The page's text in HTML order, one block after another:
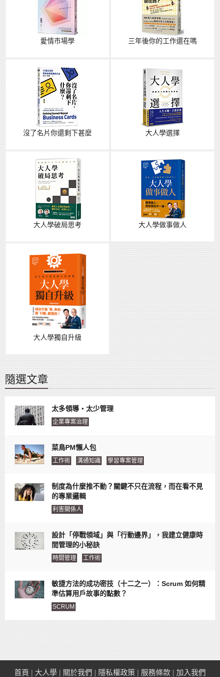
愛情市場學 三年後你的工作還在嗎
沒了名片你還剩下甚麼 大人學選擇
大人學破局思考 大人學做事做人
大人學獨自升級
隨選文章
太多領導‧太少管理
企業專案治理
菜鳥PM懶人包
工作術 溝通知識 學習專案管理
制度為什麼推不動？關鍵不只在流程，而在看不見
的專業邏輯
利害關係人
設計「停戰領域」與「行動邊界」，我建立健康時
間管理的小秘訣
時間管理 工作術
敏捷方法的成功密技（十二之一）：Scrum 如何精
準估算用戶故事的點數？
SCRUM
首頁 | 大人學 | 關於我們 | 隱私權政策 | 服務條款 | 加入我們